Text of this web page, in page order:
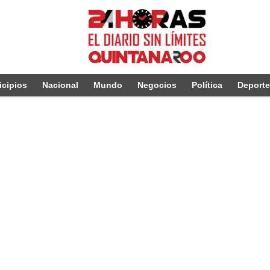
Nacional Mundo Negocios Política